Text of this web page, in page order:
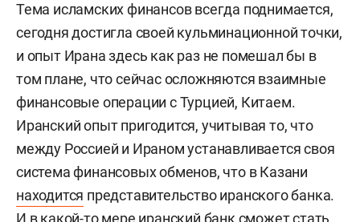
Тема исламских финансов всегда поднимается,
сегодня достигла своей кульминационной точки,
и опыт Ирана здесь как раз не помешал бы в
том плане, что сейчас осложняются взаимные
финансовые операции с Турцией, Китаем.
Иранский опыт пригодится, учитывая то, что
между Россией и Ираном устанавливается своя
система финансовых обменов, что в Казани
находится представительство иранского банка.
И в какой-то мере иранский банк сможет стать